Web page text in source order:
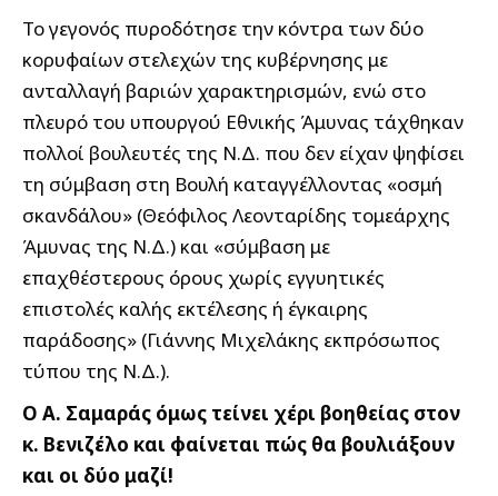
Το γεγονός πυροδότησε την κόντρα των δύο
κορυφαίων στελεχών της κυβέρνησης με
ανταλλαγή βαριών χαρακτηρισμών, ενώ στο
πλευρό του υπουργού Εθνικής Άμυνας τάχθηκαν
πολλοί βουλευτές της Ν.Δ. που δεν είχαν ψηφίσει
τη σύμβαση στη Βουλή καταγγέλλοντας «οσμή
σκανδάλου» (Θεόφιλος Λεονταρίδης τομεάρχης
Άμυνας της Ν.Δ.) και «σύμβαση με
επαχθέστερους όρους χωρίς εγγυητικές
επιστολές καλής εκτέλεσης ή έγκαιρης
παράδοσης» (Γιάννης Μιχελάκης εκπρόσωπος
τύπου της Ν.Δ.).
Ο Α. Σαμαράς όμως τείνει χέρι βοηθείας στον
κ. Βενιζέλο και φαίνεται πώς θα βουλιάξουν
και οι δύο μαζί!